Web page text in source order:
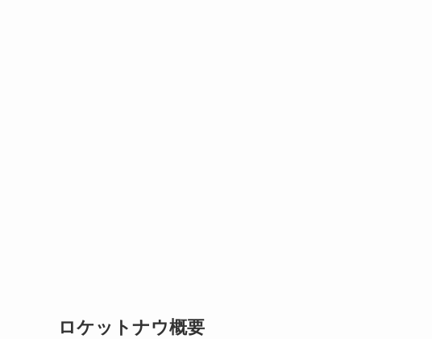
ロケットナウ概要